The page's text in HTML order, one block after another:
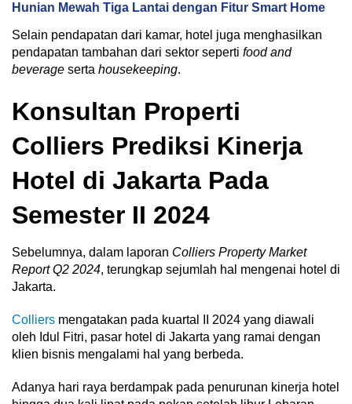
Hunian Mewah Tiga Lantai dengan Fitur Smart Home
Selain pendapatan dari kamar, hotel juga menghasilkan
pendapatan tambahan dari sektor seperti food and
beverage serta housekeeping.
Konsultan Properti
Colliers Prediksi Kinerja
Hotel di Jakarta Pada
Semester II 2024
Sebelumnya, dalam laporan Colliers Property Market
Report Q2 2024, terungkap sejumlah hal mengenai hotel di
Jakarta.
Colliers mengatakan pada kuartal II 2024 yang diawali
oleh Idul Fitri, pasar hotel di Jakarta yang ramai dengan
klien bisnis mengalami hal yang berbeda.
Adanya hari raya berdampak pada penurunan kinerja hotel